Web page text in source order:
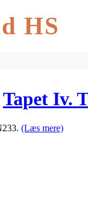
HS
Tapet Iv.
(Læs mere)